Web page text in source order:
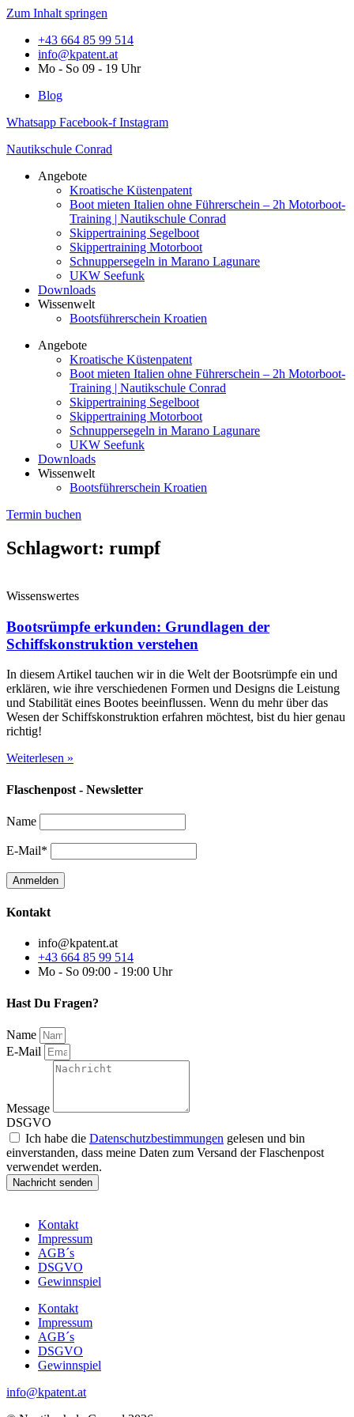
Zum Inhalt springen
+43 664 85 99 514
info@kpatent.at
Mo - So 09 - 19 Uhr
Blog
Whatsapp Facebook-f Instagram
Nautikschule Conrad
Angebote
Kroatische Küstenpatent
Boot mieten Italien ohne Führerschein – 2h Motorboot-
Training | Nautikschule Conrad
Skippertraining Segelboot
Skippertraining Motorboot
Schnuppersegeln in Marano Lagunare
UKW Seefunk
Downloads
Wissenwelt
Bootsführerschein Kroatien
Angebote
Kroatische Küstenpatent
Boot mieten Italien ohne Führerschein – 2h Motorboot-
Training | Nautikschule Conrad
Skippertraining Segelboot
Skippertraining Motorboot
Schnuppersegeln in Marano Lagunare
UKW Seefunk
Downloads
Wissenwelt
Bootsführerschein Kroatien
Termin buchen
Schlagwort: rumpf
Wissenswertes
Bootsrümpfe erkunden: Grundlagen der
Schiffskonstruktion verstehen
In diesem Artikel tauchen wir in die Welt der Bootsrümpfe ein und
erklären, wie ihre verschiedenen Formen und Designs die Leistung
und Stabilität eines Bootes beeinflussen. Wenn du mehr über das
Wesen der Schiffskonstruktion erfahren möchtest, bist du hier genau
richtig!
Weiterlesen »
Flaschenpost - Newsletter
Name
E-Mail*
Kontakt
info@kpatent.at
+43 664 85 99 514
Mo - So 09:00 - 19:00 Uhr
Hast Du Fragen?
Name
E-Mail
Message
DSGVO
Ich habe die Datenschutzbestimmungen gelesen und bin
einverstanden, dass meine Daten zum Versand der Flaschenpost
verwendet werden.
Nachricht senden
Kontakt
Impressum
AGB´s
DSGVO
Gewinnspiel
Kontakt
Impressum
AGB´s
DSGVO
Gewinnspiel
info@kpatent.at